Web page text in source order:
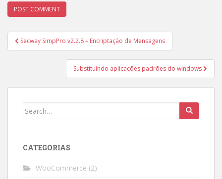
Post
navigation
Secway SimpPro v2.2.8 – Encriptação de Mensagens
Substituindo aplicações padrões do windows
Search
CATEGORIAS
WooCommerce (2)